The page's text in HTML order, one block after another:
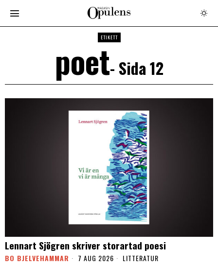
ETIKETT
poet- Sida 12
Lennart Sjögren skriver storartad poesi
BO BJELVEHAMMAR 7 AUG 2026 LITTERATUR